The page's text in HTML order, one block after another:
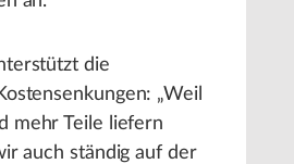
die
„Weil
mehr Teile liefern
auch ständig auf der